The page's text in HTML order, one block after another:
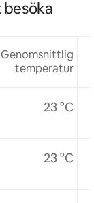
Genomsnittlig
temperatur
23 °C
23 °C